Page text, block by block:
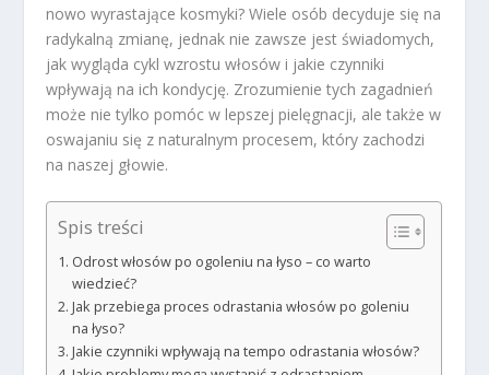
nowo wyrastające kosmyki? Wiele osób decyduje się na
radykalną zmianę, jednak nie zawsze jest świadomych,
jak wygląda cykl wzrostu włosów i jakie czynniki
wpływają na ich kondycję. Zrozumienie tych zagadnień
może nie tylko pomóc w lepszej pielęgnacji, ale także w
oswajaniu się z naturalnym procesem, który zachodzi
na naszej głowie.
Spis treści
Odrost włosów po ogoleniu na łyso – co warto
wiedzieć?
Jak przebiega proces odrastania włosów po goleniu
na łyso?
Jakie czynniki wpływają na tempo odrastania włosów?